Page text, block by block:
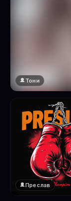
Натисни за преглед
Тони
❤️
Преслав